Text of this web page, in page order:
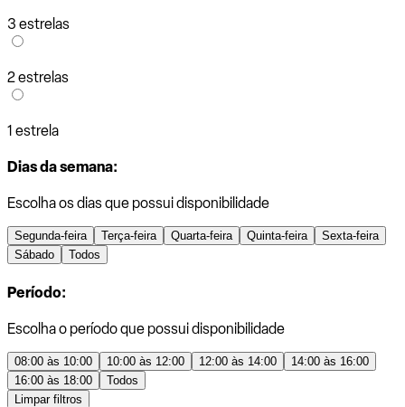
3 estrelas
2 estrelas
1 estrela
Dias da semana:
Escolha os dias que possui disponibilidade
Segunda-feira Terça-feira Quarta-feira Quinta-feira
Sexta-feira
Sábado
Todos
Período:
Escolha o período que possui disponibilidade
08:00 às 10:00 10:00 às 12:00 12:00 às 14:00
14:00 às 16:00
16:00 às 18:00
Todos
Limpar filtros